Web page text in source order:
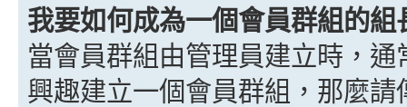
我要如何成為一個會員群組的組
當會員群組由管理員建立時，
興趣建立一個會員群組，那麼